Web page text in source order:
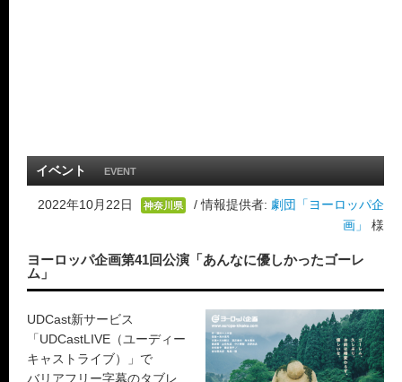
イベント EVENT
2022年10月22日 神奈川県 / 情報提供者: 劇団「ヨーロッパ企
画」
様
ヨーロッパ企画第41回公演「あんなに優しかったゴーレ
ム」
UDCast新サービス
「UDCastLIVE（ユーディー
キャストライブ）」で
バリアフリー字幕のタブレ